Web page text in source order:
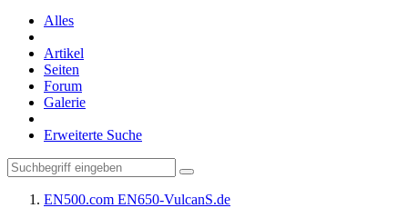
Alles
Artikel
Seiten
Forum
Galerie
Erweiterte Suche
EN500.com EN650-VulcanS.de